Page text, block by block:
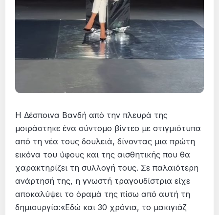
Η Δέσποινα Βανδή από την πλευρά της
μοιράστηκε ένα σύντομο βίντεο με στιγμιότυπα
από τη νέα τους δουλειά, δίνοντας μια πρώτη
εικόνα του ύφους και της αισθητικής που θα
χαρακτηρίζει τη συλλογή τους. Σε παλαιότερη
ανάρτησή της, η γνωστή τραγουδίστρια είχε
αποκαλύψει το όραμά της πίσω από αυτή τη
δημιουργία:«Εδώ και 30 χρόνια, το μακιγιάζ